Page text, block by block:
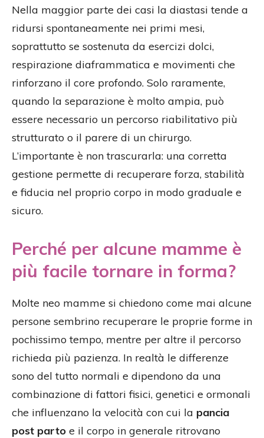
Nella maggior parte dei casi la diastasi tende a
ridursi spontaneamente nei primi mesi,
soprattutto se sostenuta da esercizi dolci,
respirazione diaframmatica e movimenti che
rinforzano il core profondo. Solo raramente,
quando la separazione è molto ampia, può
essere necessario un percorso riabilitativo più
strutturato o il parere di un chirurgo.
L’importante è non trascurarla: una corretta
gestione permette di recuperare forza, stabilità
e fiducia nel proprio corpo in modo graduale e
sicuro.
Perché per alcune mamme è
più facile tornare in forma?
Molte neo mamme si chiedono come mai alcune
persone sembrino recuperare le proprie forme in
pochissimo tempo, mentre per altre il percorso
richieda più pazienza. In realtà le differenze
sono del tutto normali e dipendono da una
combinazione di fattori fisici, genetici e ormonali
che influenzano la velocità con cui la pancia
post parto e il corpo in generale ritrovano